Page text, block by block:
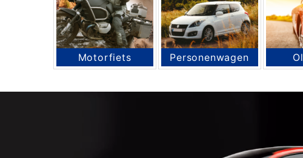
Motorfiets Personenwagen